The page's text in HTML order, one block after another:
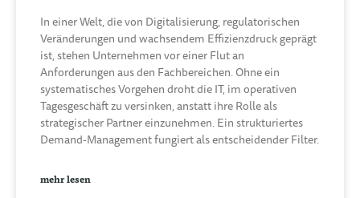
In einer Welt, die von Digitalisierung, regulatorischen
Veränderungen und wachsendem Effizienzdruck geprägt
ist, stehen Unternehmen vor einer Flut an
Anforderungen aus den Fachbereichen. Ohne ein
systematisches Vorgehen droht die IT, im operativen
Tagesgeschäft zu versinken, anstatt ihre Rolle als
strategischer Partner einzunehmen. Ein strukturiertes
Demand-Management fungiert als entscheidender Filter.
mehr lesen